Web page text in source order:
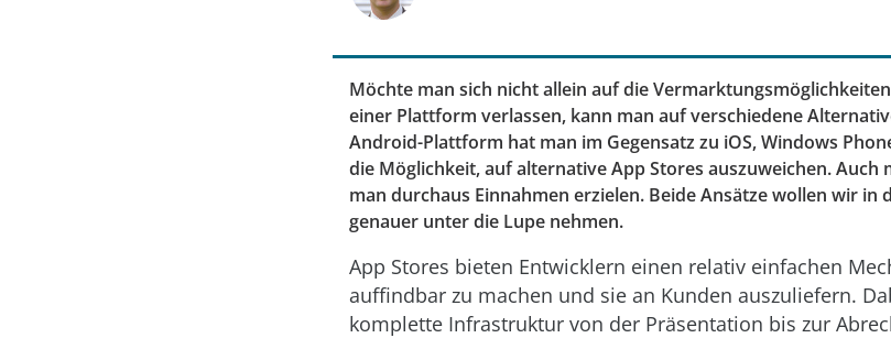
Möchte man sich nicht allein auf die
einer Plattform ­verlassen, kann man auf verschiedene
Android-Plattform hat man im ­Gegensatz zu iOS, Windows
die Möglichkeit, auf alternative App Stores aus­zuweichen. Auch
man ­durchaus Einnahmen erzielen. Beide Ansätze wollen wir in
genauer unter die Lupe nehmen.
App Stores bieten Entwicklern einen relativ einfachen
auffindbar zu machen und sie an Kunden auszuliefern.
komplette Infrastruktur von der Präsentation bis zur